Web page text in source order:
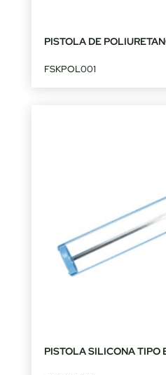
PISTOLA DE
FSKPOL001
PISTOLA SILICONA TIPO